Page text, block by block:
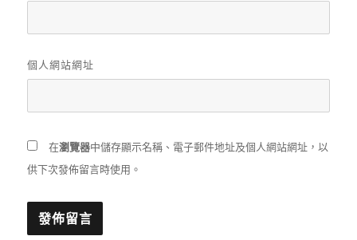
個人網站網址
在瀏覽器中儲存顯示名稱、電子郵件地址及個人網站網址，以
供下次發佈留言時使用。